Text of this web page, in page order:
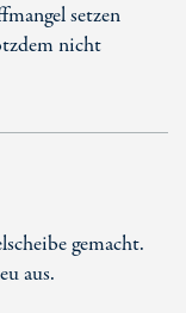
setzen
nicht
gemacht.
aus.